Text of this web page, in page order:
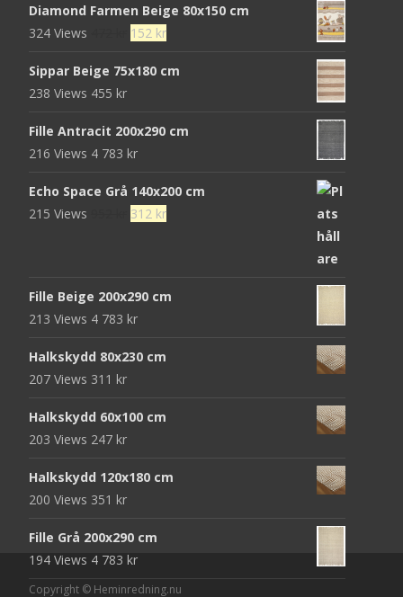
priset
var:
priset
är:
Diamond Farmen Beige 80x150 cm
324 Views
Det
priset
152 krDet
priset
Sippar Beige 75x180 cm
238 Views 455 kr
Fille Antracit 200x290 cm
216 Views 4 783 kr
Echo Space Grå 140x200 cm
215 Views
Det
952 kr.
312 krDet
312 kr.
Fille Beige 200x290 cm
213 Views 4 783 kr
Halkskydd 80x230 cm
207 Views 311 kr
Halkskydd 60x100 cm
203 Views 247 kr
Halkskydd 120x180 cm
200 Views 351 kr
Fille Grå 200x290 cm
194 Views 4 783 kr
Copyright © Heminredning.nu